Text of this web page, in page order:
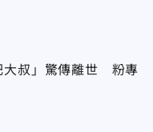
大叔」驚傳離世 粉專